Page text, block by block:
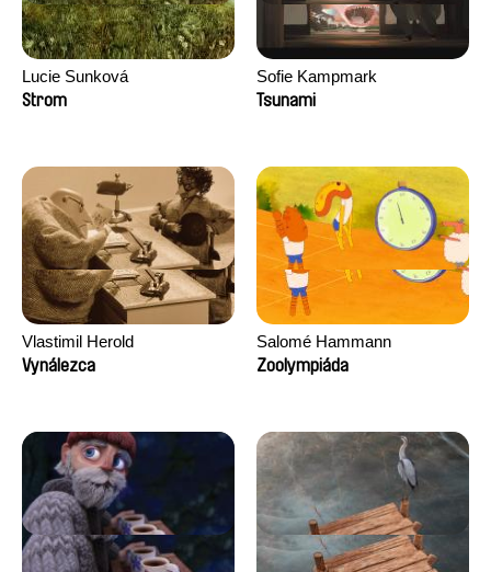
Lucie Sunková
Strom
Sofie Kampmark
Tsunami
Vlastimil Herold
Vynálezca
Salomé Hammann
Zoolympiáda